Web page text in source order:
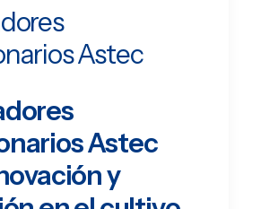
Astec
Astec
y